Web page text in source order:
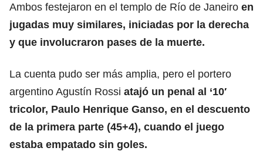
Ambos festejaron en el templo de Río de Janeiro en
jugadas muy similares, iniciadas por la derecha
y que involucraron pases de la muerte.
La cuenta pudo ser más amplia, pero el portero
argentino Agustín Rossi atajó un penal al ‘10′
tricolor, Paulo Henrique Ganso, en el descuento
de la primera parte (45+4), cuando el juego
estaba empatado sin goles.